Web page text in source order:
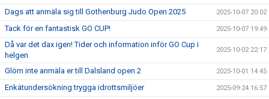
Dags att anmäla sig till Gothenburg Judo Open 2025 2025-10-07 20:02
Tack för en fantastisk GO CUP! 2025-10-07 19:49
Då var det dax igen! Tider och information inför GO Cup i
helgen
2025-10-02 22:17
Glöm inte anmäla er till Dalsland open 2 2025-10-01 14:45
Enkätundersökning trygga idrottsmiljöer 2025-09-24 16:57